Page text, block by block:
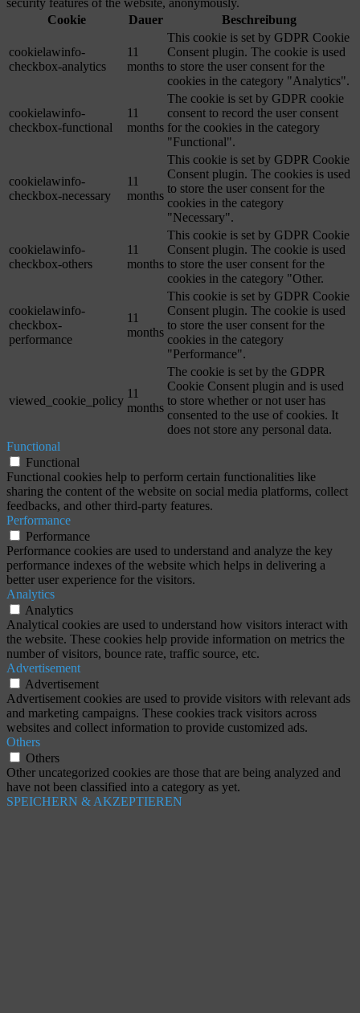
security features of the website, anonymously.
Cookie
Dauer Beschreibung
cookielawinfo-
checkbox-analytics
11
months
This cookie is set by GDPR Cookie
Consent plugin. The cookie is used
to store the user consent for the
cookies in the category "Analytics".
cookielawinfo-
checkbox-functional
11
months
The cookie is set by GDPR cookie
consent to record the user consent
for the cookies in the category
"Functional".
cookielawinfo-
checkbox-necessary
11
months
This cookie is set by GDPR Cookie
Consent plugin. The cookies is used
to store the user consent for the
cookies in the category
"Necessary".
cookielawinfo-
checkbox-others
11
months
This cookie is set by GDPR Cookie
Consent plugin. The cookie is used
to store the user consent for the
cookies in the category "Other.
cookielawinfo-
checkbox-
performance
11
months
This cookie is set by GDPR Cookie
Consent plugin. The cookie is used
to store the user consent for the
cookies in the category
"Performance".
viewed_cookie_policy
11
months
The cookie is set by the GDPR
Cookie Consent plugin and is used
to store whether or not user has
consented to the use of cookies. It
does not store any personal data.
Functional
Functional
Functional cookies help to perform certain functionalities like
sharing the content of the website on social media platforms, collect
feedbacks, and other third-party features.
Performance
Performance
Performance cookies are used to understand and analyze the key
performance indexes of the website which helps in delivering a
better user experience for the visitors.
Analytics
Analytics
Analytical cookies are used to understand how visitors interact with
the website. These cookies help provide information on metrics the
number of visitors, bounce rate, traffic source, etc.
Advertisement
Advertisement
Advertisement cookies are used to provide visitors with relevant ads
and marketing campaigns. These cookies track visitors across
websites and collect information to provide customized ads.
Others
Others
Other uncategorized cookies are those that are being analyzed and
have not been classified into a category as yet.
SPEICHERN & AKZEPTIEREN